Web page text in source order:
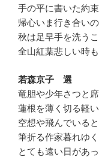
手の平に書いた約
帰心いま行き合い
秋は足早手を洗う
全山紅葉悲しい時
若森京子 選
竜胆や少年さつと
蓮根を薄く切る軽
空想や飛んでいる
筆折る作家暮れゆ
とても遠い日があ